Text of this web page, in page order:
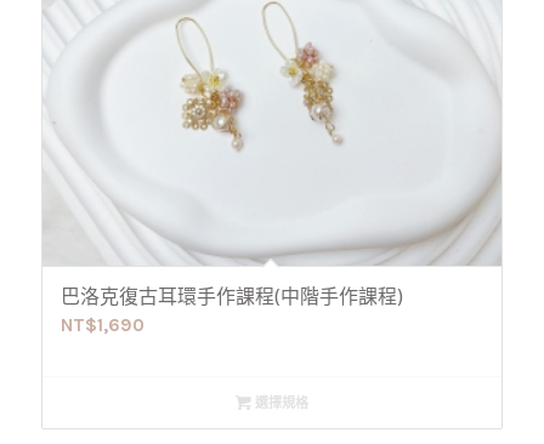
巴洛克復古耳環手作課程(中階手作課程)
NT$1,690
選擇規格